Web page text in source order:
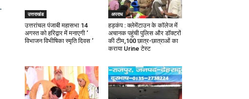
उत्तराखंड
उत्तरांचल पंजाबी महासभा 14
अगस्त को हरिद्वार में मनाएगी ‘
विभाजन विभीषिका स्मृति दिवस ‘
अपराध
हड़कंप : क्लेमेंटाउन के कॉलेज में
अचानक पहुंची पुलिस और डॉक्टरों
की टीम,100 छात्र-छात्राओं का
कराया Urine टेस्ट